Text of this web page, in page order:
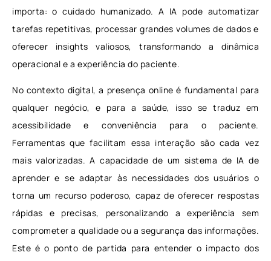
importa: o cuidado humanizado. A IA pode automatizar
tarefas repetitivas, processar grandes volumes de dados e
oferecer insights valiosos, transformando a dinâmica
operacional e a experiência do paciente.
No contexto digital, a presença online é fundamental para
qualquer negócio, e para a saúde, isso se traduz em
acessibilidade e conveniência para o paciente.
Ferramentas que facilitam essa interação são cada vez
mais valorizadas. A capacidade de um sistema de IA de
aprender e se adaptar às necessidades dos usuários o
torna um recurso poderoso, capaz de oferecer respostas
rápidas e precisas, personalizando a experiência sem
comprometer a qualidade ou a segurança das informações.
Este é o ponto de partida para entender o impacto dos